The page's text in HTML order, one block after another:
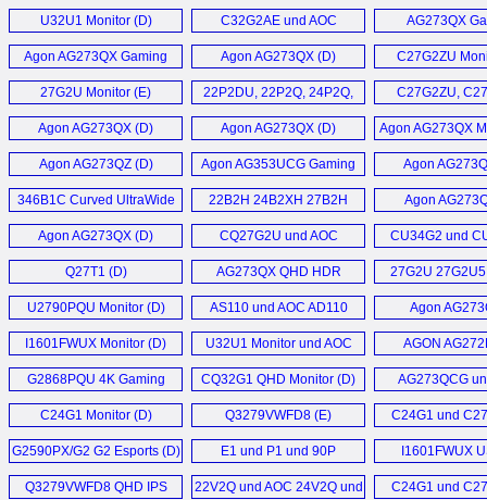
Monitor (D)
Monitor (D)
Design Gaming
U32U1 Monitor (D)
C32G2AE und AOC
Cq32g2se Monitor (D)
AG273QX
Monitor
Agon AG273QX Gaming
Monitor (D)
Agon AG273QX (D) C27G2ZU
27G2U Monitor (E)
22P2DU, 22P2Q, 24P2Q,
24P2C, Q24P2Q, 27P2Q,
Q27P2Q (D)
C27G2ZU,
24G2ZE,
C32G2ZE
Agon AG273QX (D) Agon AG273QX (D) Agon AG273QX
Agon AG273QZ (D)
Agon AG353UCG Gaming
Monitor (D)
Agon
346B1C Curved UltraWide
Monitor (E)
22B2H 24B2XH 27B2H
Monitore (D)
Agon
Agon AG273QX (D)
CQ27G2U und AOC
Q27G2U (D)
CU34G2 und
Monitor
Q27T1 (D)
AG273QX QHD HDR
Monitor (D)
27G2U
24G2U5 Gaming
U2790PQU Monitor (D)
AS110 und AOC AD110
Monitorarm (D)
Agon
Monitor
I1601FWUX Monitor (D)
U32U1 Monitor und AOC
Q27T1 Monitor (D)
AGON
Monitor
G2868PQU 4K Gaming
Monitor (D)
CQ32G1 QHD Monitor (D)
AG273QCG
AG273QCX
Monitor
C24G1 Monitor (D) Q3279VWFD8 (E)
C24G1 und
C32G1 und
Monitor
G2590PX/G2 G2 Esports (D)
E1 und P1 und 90P
Business Monitor (D)
I1601FWUX
Monitor
Q3279VWFD8 QHD IPS
22V2Q und AOC 24V2Q und
C24G1 und